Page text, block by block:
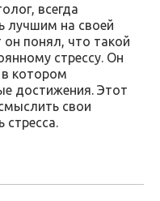
всегда
лучшим на своей
понял, что такой
стрессу. Он
в котором
достижения. Этот
свои
стресса.